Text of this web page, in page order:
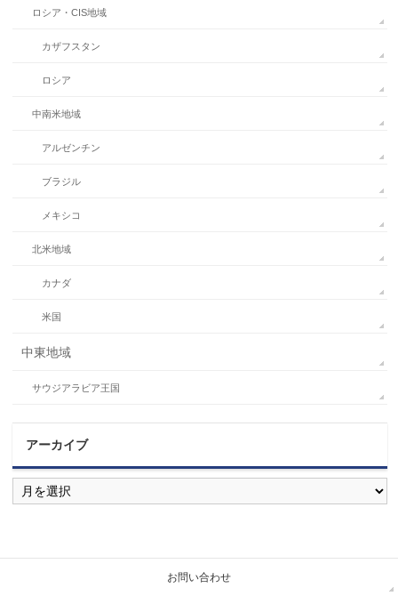
ロシア・CIS地域
カザフスタン
ロシア
中南米地域
アルゼンチン
ブラジル
メキシコ
北米地域
カナダ
米国
中東地域
サウジアラビア王国
アーカイブ
ア
ー
カ
お問い合わせ